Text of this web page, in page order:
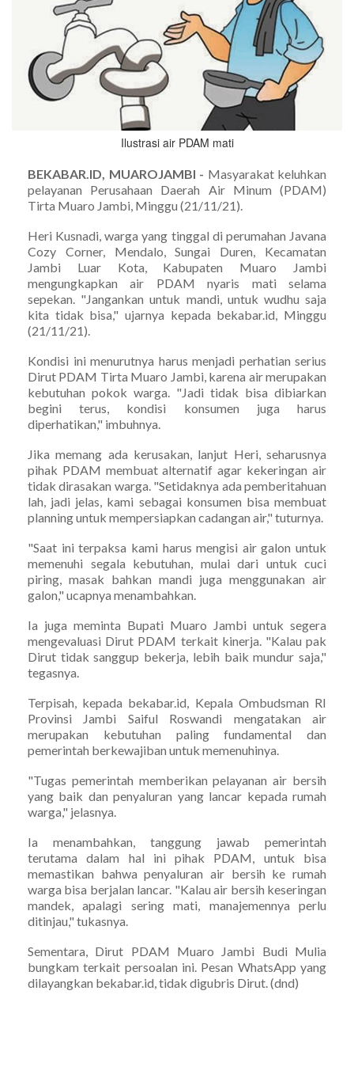
Ilustrasi air PDAM mati
BEKABAR.ID, MUAROJAMBI - Masyarakat keluhkan
pelayanan Perusahaan Daerah Air Minum (PDAM)
Tirta Muaro Jambi, Minggu (21/11/21).
Heri Kusnadi, warga yang tinggal di perumahan Javana
Cozy Corner, Mendalo, Sungai Duren, Kecamatan
Jambi Luar Kota, Kabupaten Muaro Jambi
mengungkapkan air PDAM nyaris mati selama
sepekan. "Jangankan untuk mandi, untuk wudhu saja
kita tidak bisa," ujarnya kepada bekabar.id, Minggu
(21/11/21).
Kondisi ini menurutnya harus menjadi perhatian serius
Dirut PDAM Tirta Muaro Jambi, karena air merupakan
kebutuhan pokok warga. "Jadi tidak bisa dibiarkan
begini terus, kondisi konsumen juga harus
diperhatikan," imbuhnya.
Jika memang ada kerusakan, lanjut Heri, seharusnya
pihak PDAM membuat alternatif agar kekeringan air
tidak dirasakan warga. "Setidaknya ada pemberitahuan
lah, jadi jelas, kami sebagai konsumen bisa membuat
planning untuk mempersiapkan cadangan air," tuturnya.
"Saat ini terpaksa kami harus mengisi air galon untuk
memenuhi segala kebutuhan, mulai dari untuk cuci
piring, masak bahkan mandi juga menggunakan air
galon," ucapnya menambahkan.
Ia juga meminta Bupati Muaro Jambi untuk segera
mengevaluasi Dirut PDAM terkait kinerja. "Kalau pak
Dirut tidak sanggup bekerja, lebih baik mundur saja,"
tegasnya.
Terpisah, kepada bekabar.id, Kepala Ombudsman RI
Provinsi Jambi Saiful Roswandi mengatakan air
merupakan kebutuhan paling fundamental dan
pemerintah berkewajiban untuk memenuhinya.
"Tugas pemerintah memberikan pelayanan air bersih
yang baik dan penyaluran yang lancar kepada rumah
warga," jelasnya.
Ia menambahkan, tanggung jawab pemerintah
terutama dalam hal ini pihak PDAM, untuk bisa
memastikan bahwa penyaluran air bersih ke rumah
warga bisa berjalan lancar. "Kalau air bersih keseringan
mandek, apalagi sering mati, manajemennya perlu
ditinjau," tukasnya.
Sementara, Dirut PDAM Muaro Jambi Budi Mulia
bungkam terkait persoalan ini. Pesan WhatsApp yang
dilayangkan bekabar.id, tidak digubris Dirut. (dnd)